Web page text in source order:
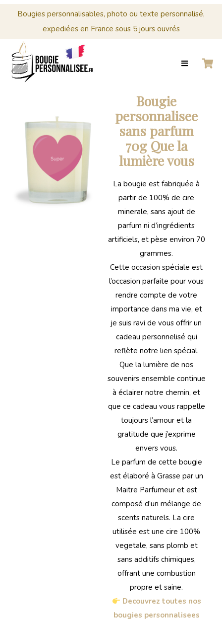
Bougies personnalisables, photo ou texte personnalisé,
expediées en France sous 5 jours ouvrés
Menu
ACCUEIL
CRÉER
VOTRE
CÉRÉMONIES
Cérémonies
BOUGIES
MARIAGE
PERSONNALISÉES
PROFESSIONNELS
CONTACT
PANIER
0 Panier
Panier
Bougie
personnalisee
sans parfum
70g Que la
lumière vous
La bougie est fabriquée à
partir de 100% de cire
minerale, sans ajout de
parfum ni d’ingrédients
artificiels, et pèse environ 70
grammes.
Cette occasion spéciale est
l’occasion parfaite pour vous
rendre compte de votre
importance dans ma vie, et
je suis ravi de vous offrir un
cadeau personnelisé qui
reflète notre lien spécial.
Que la lumière de nos
souvenirs ensemble continue
à éclairer notre chemin, et
que ce cadeau vous rappelle
toujours l’amour et la
gratitude que j’exprime
envers vous.
Le parfum de cette bougie
est élaboré à Grasse par un
Maitre Parfumeur et est
composé d’un mélange de
scents naturels. La cire
utilisée est une cire 100%
vegetale, sans plomb et
sans additifs chimiques,
offrant une combustion
propre et saine.
Decouvrez toutes nos
bougies personnalisees